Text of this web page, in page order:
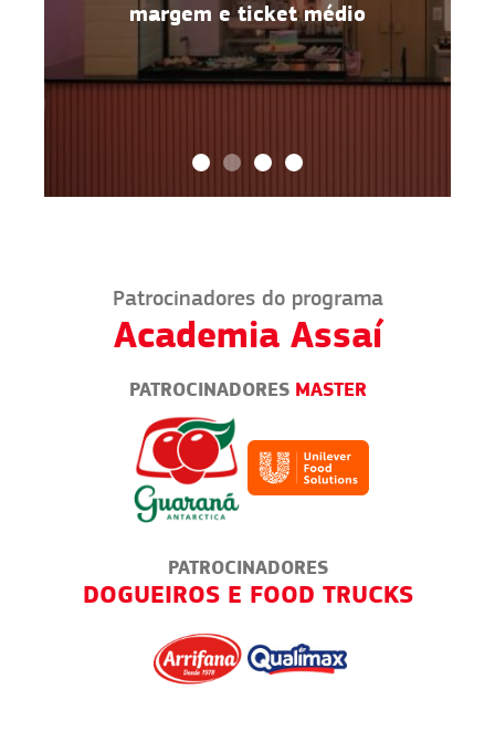
margem e ticket médio
Patrocinadores do programa
Academia Assaí
PATROCINADORES MASTER
PATROCINADORES
DOGUEIROS E FOOD TRUCKS